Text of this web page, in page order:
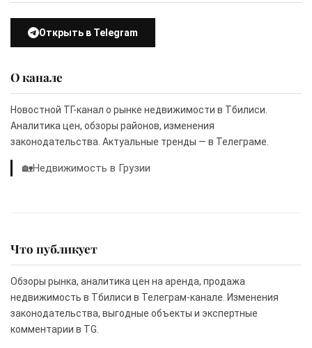
Открыть в Telegram
О канале
Новостной ТГ-канал о рынке недвижимости в Тбилиси.
Аналитика цен, обзоры районов, изменения
законодательства. Актуальные тренды — в Телеграме.
🏡Недвижимость в Грузии
Что публикует
Обзоры рынка, аналитика цен на аренда, продажа
недвижимость в Тбилиси в Телеграм-канале. Изменения
законодательства, выгодные объекты и экспертные
комментарии в TG.